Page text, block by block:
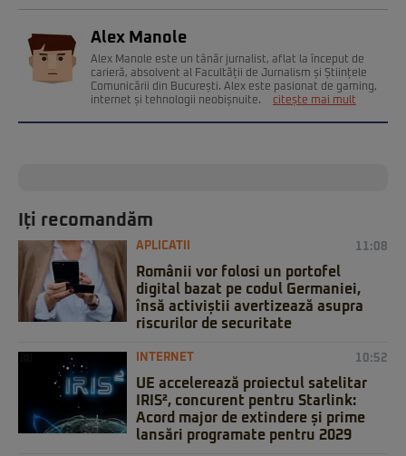
Alex Manole
Alex Manole este un tânăr jurnalist, aflat la început de
carieră, absolvent al Facultății de Jurnalism și Științele
Comunicării din București. Alex este pasionat de gaming,
internet și tehnologii neobișnuite.
citește mai mult
Iți recomandăm
APLICATII 11:08
Românii vor folosi un portofel
digital bazat pe codul Germaniei,
însă activiștii avertizează asupra
riscurilor de securitate
INTERNET 10:52
UE accelerează proiectul satelitar
IRIS², concurent pentru Starlink:
Acord major de extindere și prime
lansări programate pentru 2029